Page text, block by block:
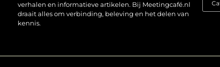
verhalen en informatieve artikelen. Bij Meetingcafé.nl
draait alles om verbinding, beleving en het delen van
kennis.